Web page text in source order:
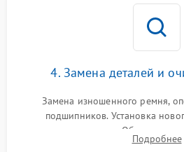
4. Замена деталей и
Замена изношенного ремня,
подшипников. Установка
термодатчиков.
конденсатора, крыльчаткиПодробнее